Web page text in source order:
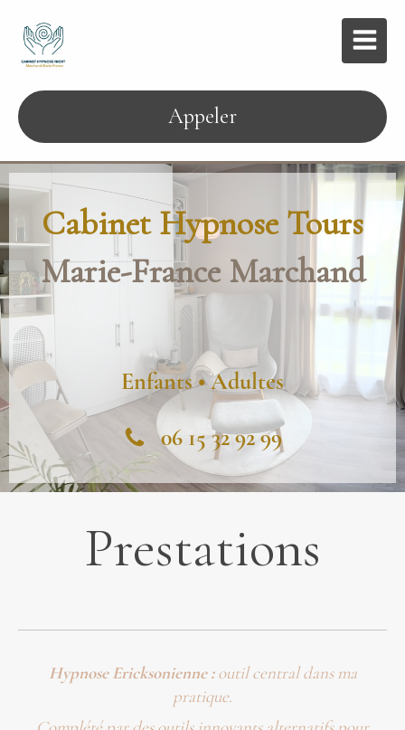
Appeler
Cabinet Hypnose Tours
Marie-France Marchand
Enfants • Adultes
06 15 32 92 99
Prestations
Hypnose Ericksonienne:outil central dans ma
pratique.